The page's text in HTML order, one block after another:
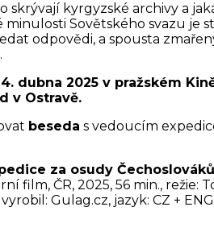
skrývají kyrgyzské archivy a
Sovětského svazu je
odpovědi, a spousta
dubna 2025 v pražském
v Ostravě.
beseda s vedoucím
za osudy
film, ČR, 2025, 56 min., režie:
Gulag.cz, jazyk: CZ +